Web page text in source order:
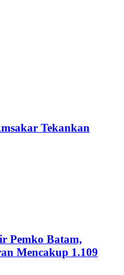
Tekankan
Pemko Batam,
Mencakup 1.109